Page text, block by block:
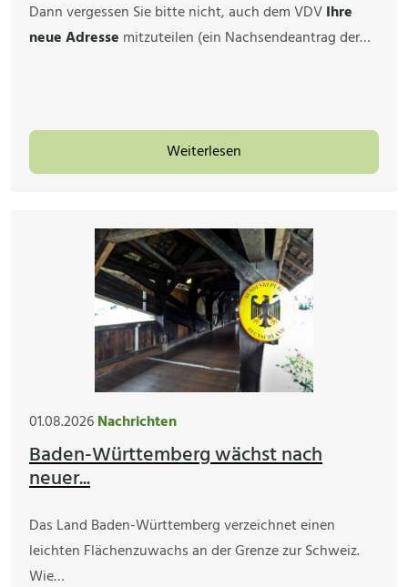
Dann vergessen Sie bitte nicht, auch dem VDVIhre
neue Adresse mitzuteilen (ein Nachsendeantrag der…
Weiterlesen
01.08.2026Nachrichten
Baden-Württemberg wächst nach
neuer...
Das Land Baden-Württemberg verzeichnet einen
leichten Flächenzuwachs an der Grenze zur Schweiz.
Wie…